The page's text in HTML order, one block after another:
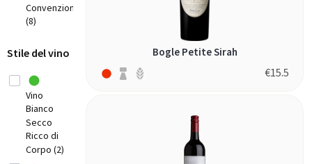
Belgio
(2)
Herzegovina
(3)
Bulgaria (1)
Chile
Convenzionale
(8)
Stile del vino
Vino
Bianco
Secco
Ricco di
Corpo (2)
Bogle Petite Sirah
€15.5